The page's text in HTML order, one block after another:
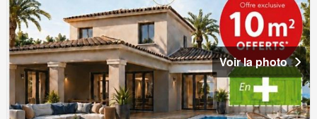
Voir la photo